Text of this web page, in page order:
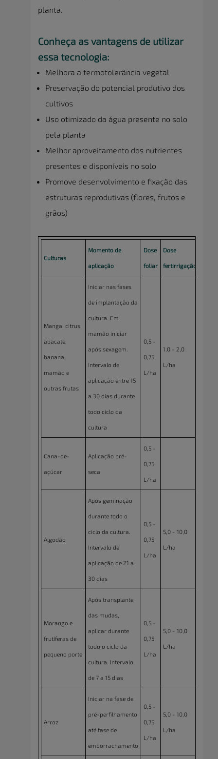
planta.
Conheça as vantagens de utilizar
essa tecnologia:
Melhora a termotolerância vegetal
Preservação do potencial produtivo dos
cultivos
Uso otimizado da água presente no solo
pela planta
Melhor aproveitamento dos nutrientes
presentes e disponíveis no solo
Promove desenvolvimento e fixação das
estruturas reprodutivas (flores, frutos e
grãos)
Culturas
Momento de
aplicação
Dose
foliar
Dose
fertirrigação
Manga, citrus,
abacate,
banana,
mamão e
outras frutas
Iniciar nas fases
de implantação da
cultura. Em
mamão iniciar
após sexagem.
Intervalo de
aplicação entre 15
a 30 dias durante
todo ciclo da
cultura
0,5 -
0,75
L/ha
1,0 - 2,0
L/ha
Cana-de-
açúcar
Aplicação pré-
seca
0,5 -
0,75
L/ha
Algodão
Após geminação
durante todo o
ciclo da cultura.
Intervalo de
aplicação de 21 a
30 dias
0,5 -
0,75
L/ha
5,0 - 10,0
L/ha
Morango e
frutíferas de
pequeno porte
Após transplante
das mudas,
aplicar durante
todo o ciclo da
cultura. Intervalo
de 7 a 15 dias
0,5 -
0,75
L/ha
5,0 - 10,0
L/ha
Arroz
Iniciar na fase de
pré-perfilhamento
até fase de
emborrachamento
0,5 -
0,75
L/ha
5,0 - 10,0
L/ha